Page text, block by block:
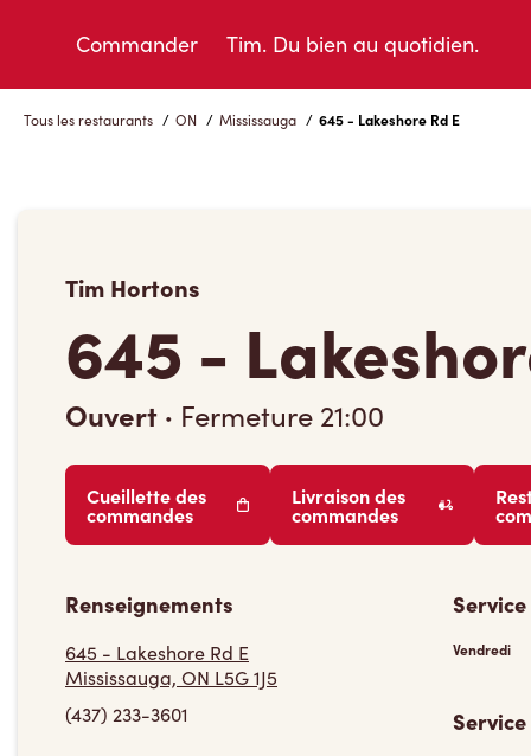
Commander Tim. Du bien au quotidien.
Tous les restaurants / ON / Mississauga / 645 - Lakeshore Rd E
Tim Hortons
645 -
Ouvert · Fermeture 21:00
Cueillette des
commandes
Livraison des
commandes
Renseignements
645 - Lakeshore Rd E
Mississauga, ON L5G 1J5
(437) 233-3601
Vendredi